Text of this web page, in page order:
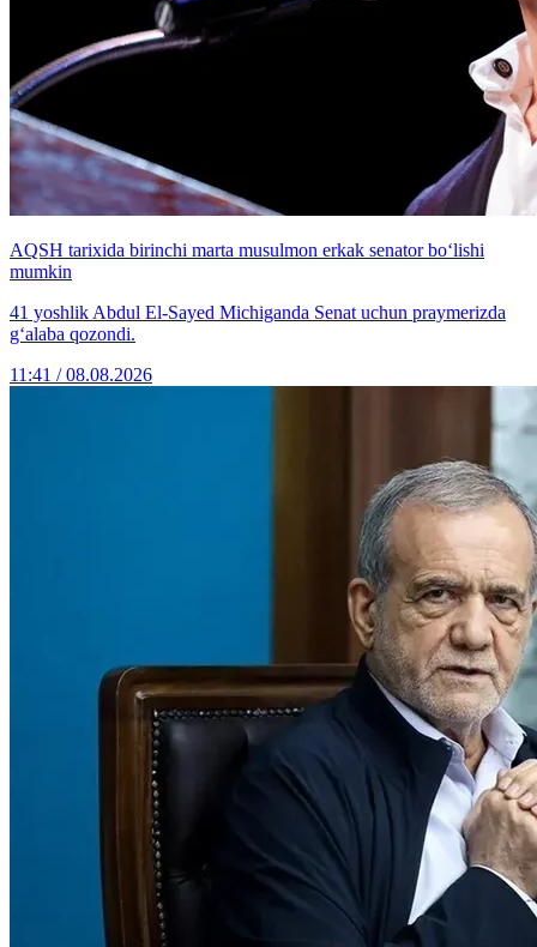
AQSH tarixida birinchi marta musulmon erkak senator bo‘lishi
mumkin
41 yoshlik Abdul El-Sayed Michiganda Senat uchun praymerizda
g‘alaba qozondi.
11:41 / 08.08.2026